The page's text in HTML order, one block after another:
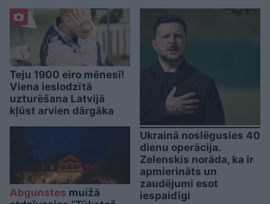
Teju 1900 eiro mēnesī!
Viena ieslodzītā
uzturēšana Latvijā
kļūst arvien dārgāka
Abgunstes muižā
Ukrainā noslēgusies 40
dienu operācija.
Zelenskis norāda, ka ir
apmierināts un
zaudējumi esot
iespaidīgi